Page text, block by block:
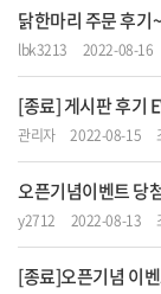
닭한마리 주문 후기
lbk3213 2022-08-16
[종료] 게시판 후기
관리자 2022-08-15
오픈기념이벤트 당
y2712 2022-08-13
[종료]오픈기념 이